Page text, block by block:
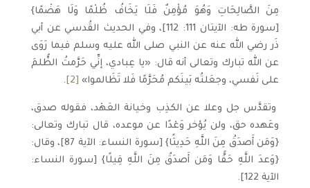
مِنَ الصَّالِحَاتِ وَهُوَ مُؤْمِنٌ فَلَا يَخَافُ ظُلْمًا وَلَا هَضْمًا}
[سورة طه: الآيتان 111: 112]، وفي الحديث القُدسي عن أبي
ذَر رضي الله عنه عن النبي صلى الله عليه وسلم فيما رَوَى
عن الله تبارك وتعالى أنه قال: «يا عِبادي، إنِّي حَرَّمتُ الظُّلمَ
على نَفسي، وجعَلتُه بَينَكم مُحَرَّمًا فَلا تَظَالموا» [2]
.
وتقدَّس جل وعلا عن الكذِب وخيانة العَهْد، فقوله صدق،
وعَهده حق، ولن يُؤخر وَعْدًا عن موعده، قال تبارك وتعالى:
{وَمَن أَصدَقُ مِنَ اللَّهِ حَدِيثًا} [سورة النساء: الآية 87]، وقال:
{وَعدَ اللَّهِ حَ‍قًّا وَمَن أَصدَقُ مِنَ اللَّهِ قِيلًا} [سورة النساء:
الآية 122].